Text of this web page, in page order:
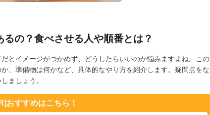
の？食べさせる人や順番とは？
とイメージがつかめず、どうしたらいいのか悩みますよね。この
、準備物は何かなど、具体的なやり方を紹介します。疑問点をな
ましょう。
おすすめはこちら！